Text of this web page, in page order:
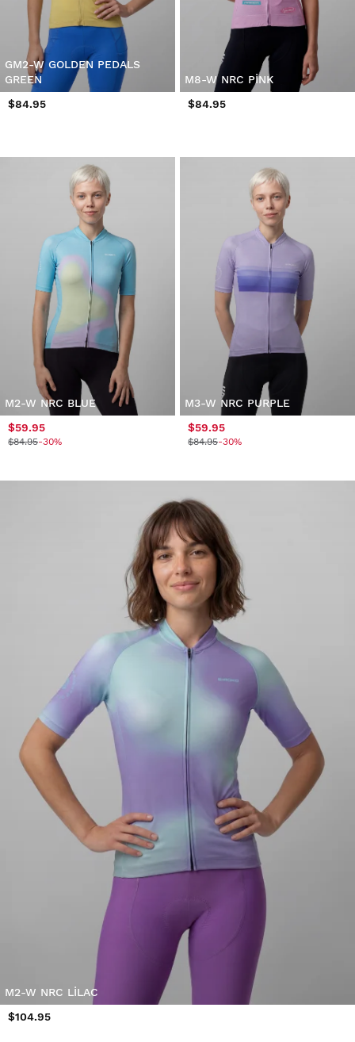
GM2-W GOLDEN PEDALS
GREEN
$84.95
M8-W NRC PINK
$84.95
M2-W NRC BLUE
$59.95
$84.95-30%
M3-W NRC PURPLE
$59.95
$84.95-30%
M2-W NRC LILAC
$104.95